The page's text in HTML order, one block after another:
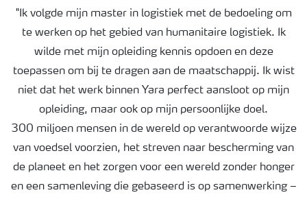
"Ik volgde mijn master in logistiek met de bedoeling om
te werken op het gebied van humanitaire logistiek. Ik
wilde met mijn opleiding kennis opdoen en deze
toepassen om bij te dragen aan de maatschappij. Ik wist
niet dat het werk binnen Yara perfect aansloot op mijn
opleiding, maar ook op mijn persoonlijke doel.
300 miljoen mensen in de wereld op verantwoorde wijze
van voedsel voorzien, het streven naar bescherming van
de planeet en het zorgen voor een wereld zonder honger
en een samenleving die gebaseerd is op samenwerking –